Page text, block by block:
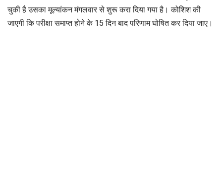
चुकी है उसका मूल्यांकन मंगलवार से शुरू करा दिया गया है। कोशिश की
जाएगी कि परीक्षा समाप्त होने के 15 दिन बाद परिणाम घोषित कर दिया जाए।